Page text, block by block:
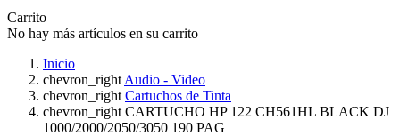
Carrito
No hay más artículos en su carrito
Inicio
chevron_right Audio - Video
chevron_right Cartuchos de Tinta
chevron_right CARTUCHO HP 122 CH561HL BLACK DJ
1000/2000/2050/3050 190 PAG